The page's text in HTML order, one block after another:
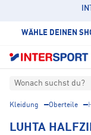
WÄHLE DEINEN
Wonach suchst du?
Kleidung Oberteile
LUHTA